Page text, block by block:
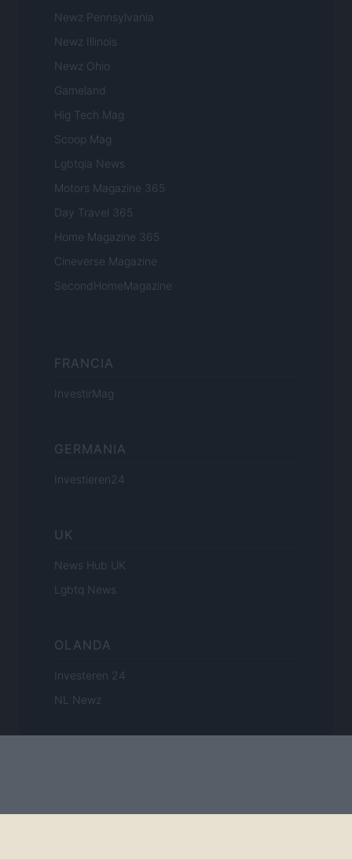
Newz Pennsylvania
Newz Illinois
Newz Ohio
Gameland
Hig Tech Mag
Scoop Mag
Lgbtqia News
Motors Magazine 365
Day Travel 365
Home Magazine 365
Cineverse Magazine
SecondHomeMagazine
FRANCIA
InvestirMag
GERMANIA
Investieren24
UK
News Hub UK
Lgbtq News
OLANDA
Investeren 24
NL Newz